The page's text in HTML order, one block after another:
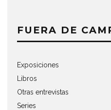
FUERA DE
Exposiciones
Libros
Otras entrevistas
Series